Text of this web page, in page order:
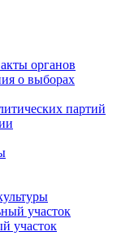
органов
о выборах
партий
участок
участок